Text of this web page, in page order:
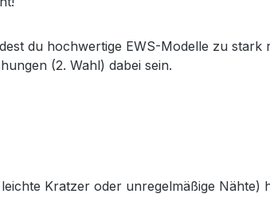
du hochwertige EWS-Modelle zu stark
(2. Wahl) dabei sein.
Kratzer oder unregelmäßige